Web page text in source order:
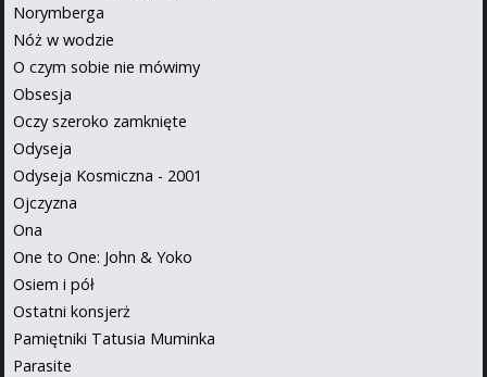
Norymberga
Nóż w wodzie
O czym sobie nie mówimy
Obsesja
Oczy szeroko zamknięte
Odyseja
Odyseja Kosmiczna - 2001
Ojczyzna
Ona
One to One: John & Yoko
Osiem i pół
Ostatni konsjerż
Pamiętniki Tatusia Muminka
Parasite